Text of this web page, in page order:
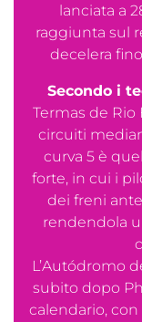
lanciata a
raggiunta sul
decelera
Secondo i
Termas de
circuiti
curva 5 è
forte, in cui i
dei freni
rendendola
L’Autódromo
subito dopo
calendario,